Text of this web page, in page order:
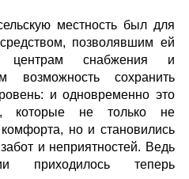
местность был для
позволявшим ей
центрам снабжения и
возможность сохранить
и одновременно это
которые не только не
но и становились
и неприятностей. Ведь
приходилось теперь